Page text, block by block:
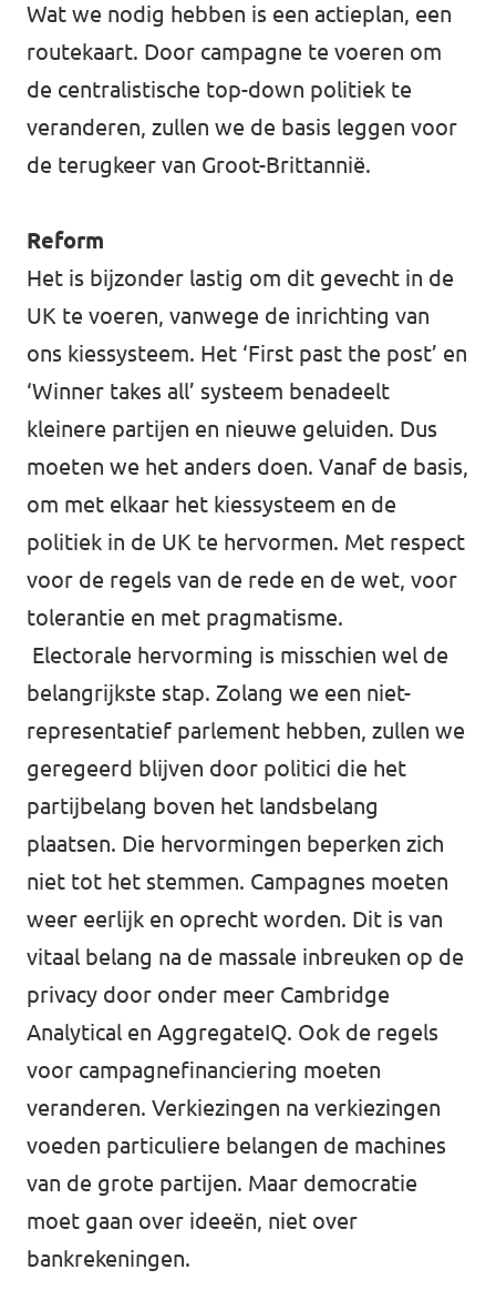
Wat we nodig hebben is een actieplan, een
routekaart. Door campagne te voeren om
de centralistische top-down politiek te
veranderen, zullen we de basis leggen voor
de terugkeer van Groot-Brittannië.
Reform
Het is bijzonder lastig om dit gevecht in de
UK te voeren, vanwege de inrichting van
ons kiessysteem. Het ‘First past the post’ en
‘Winner takes all’ systeem benadeelt
kleinere partijen en nieuwe geluiden. Dus
moeten we het anders doen. Vanaf de basis,
om met elkaar het kiessysteem en de
politiek in de UK te hervormen. Met respect
voor de regels van de rede en de wet, voor
tolerantie en met pragmatisme.
Electorale hervorming is misschien wel de
belangrijkste stap. Zolang we een niet-
representatief parlement hebben, zullen we
geregeerd blijven door politici die het
partijbelang boven het landsbelang
plaatsen. Die hervormingen beperken zich
niet tot het stemmen. Campagnes moeten
weer eerlijk en oprecht worden. Dit is van
vitaal belang na de massale inbreuken op de
privacy door onder meer Cambridge
Analytical en AggregateIQ. Ook de regels
voor campagnefinanciering moeten
veranderen. Verkiezingen na verkiezingen
voeden particuliere belangen de machines
van de grote partijen. Maar democratie
moet gaan over ideeën, niet over
bankrekeningen.